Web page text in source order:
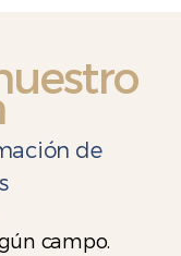
de
campo.